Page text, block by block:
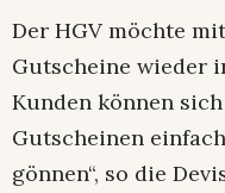
Der HGV möchte
Gutscheine wieder
Kunden können
Gutscheinen
gönnen“, so die